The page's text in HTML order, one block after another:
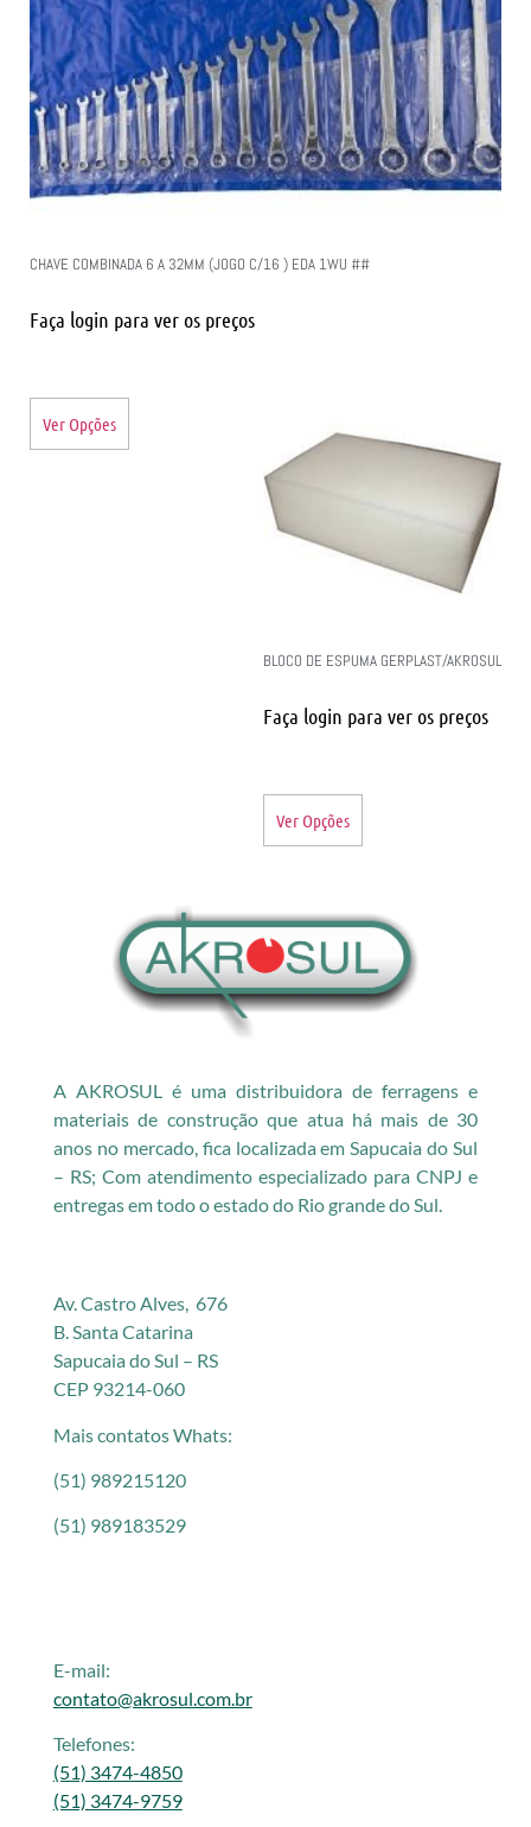
CHAVE COMBINADA 6 A 32MM (JOGO C/16 ) EDA 1WU ##
Faça login para ver os preços
Ver Opções
BLOCO DE ESPUMA GERPLAST/AKROSUL
Faça login para ver os preços
Ver Opções
A AKROSUL é uma distribuidora de ferragens e
materiais de construção que atua há mais de 30
anos no mercado, fica localizada em Sapucaia do Sul
– RS; Com atendimento especializado para CNPJ e
entregas em todo o estado do Rio grande do Sul.
Av. Castro Alves, 676
B. Santa Catarina
Sapucaia do Sul – RS
CEP 93214-060
Mais contatos Whats:
(51) 989215120
(51) 989183529
E-mail:
contato@akrosul.com.br
Telefones:
(51) 3474-4850
(51) 3474-9759